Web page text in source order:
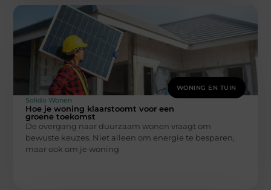
WONING EN TUIN
Solido Wonen
Hoe je woning klaarstoomt voor een
groene toekomst
De overgang naar duurzaam wonen vraagt om
bewuste keuzes. Niet alleen om energie te besparen,
maar ook om je woning